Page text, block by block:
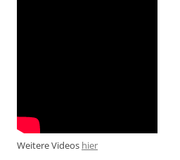
Weitere Videos hier